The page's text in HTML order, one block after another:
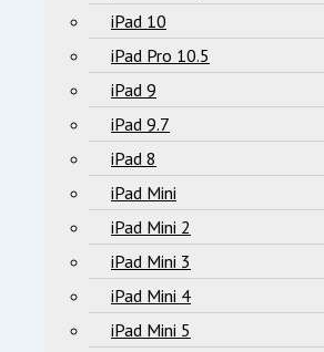
iPad 10
iPad Pro 10.5
iPad 9
iPad 9.7
iPad 8
iPad Mini
iPad Mini 2
iPad Mini 3
iPad Mini 4
iPad Mini 5